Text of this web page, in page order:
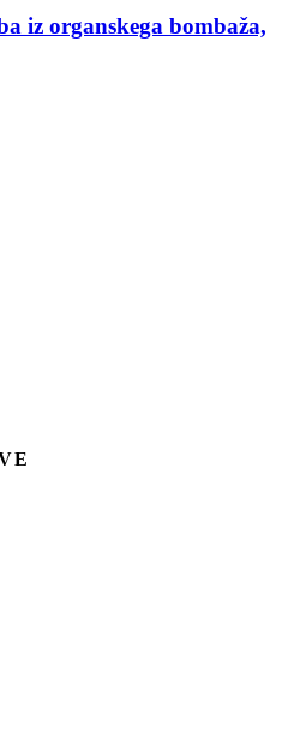
iz organskega bombaža,